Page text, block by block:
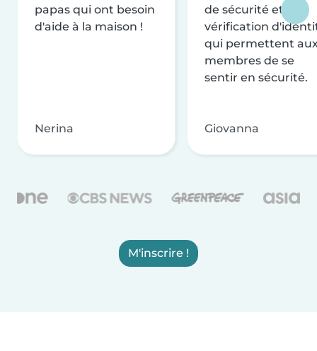
papas qui ont besoin
d'aide à la maison !
Nerina
de sécurité et de
vérification
qui permettent
membres de se
sentir en sécurité.
Giovanna
M'inscrire !